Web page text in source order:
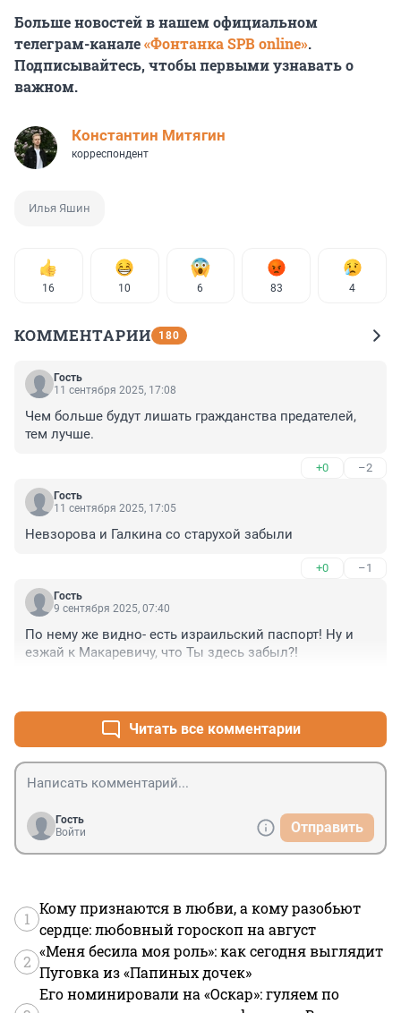
Больше новостей в нашем официальном
телеграм-канале«Фонтанка SPB online».
Подписывайтесь, чтобы первыми узнавать о
важном.
Константин Митягин
корреспондент
Илья Яшин
16 10 6 83 4
КОММЕНТАРИИ 180
Гость
11 сентября 2025, 17:08
Чем больше будут лишать гражданства предателей,
тем лучше.
+0 –2
Гость
11 сентября 2025, 17:05
Невзорова и Галкина со старухой забыли
+0 –1
Гость
9 сентября 2025, 07:40
По нему же видно- есть израильский паспорт! Ну и
езжай к Макаревичу, что Ты здесь забыл?!
Читать все комментарии
Гость
Войти
Отправить
1
Кому признаются в любви, а кому разобьют
сердце: любовный гороскоп на август
2
«Меня бесила моя роль»: как сегодня выглядит
Пуговка из «Папиных дочек»
Его номинировали на «Оскар»: гуляем по